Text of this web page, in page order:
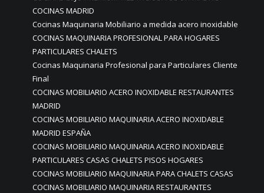
COCINAS MADRID
Cocinas Maquinaria Mobiliario a medida acero inoxidable
COCINAS MAQUINARIA PROFESIONAL PARA HOGARES
PARTICULARES CHALETS
Cocinas Maquinaria Profesional para Particulares Cliente
Final
COCINAS MOBILIARIO ACERO INOXIDABLE RESTAURANTES
MADRID
COCINAS MOBILIARIO MAQUINARIA ACERO INOXIDABLE
MADRID ESPAÑA
COCINAS MOBILIARIO MAQUINARIA ACERO INOXIDABLE
PARTICULARES CASAS CHALETS PISOS HOGARES
COCINAS MOBILIARIO MAQUINARIA PARA CHALETS CASAS
COCINAS MOBILIARIO MAQUINARIA RESTAURANTES